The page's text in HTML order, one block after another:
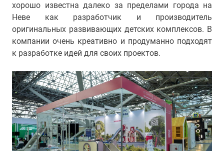
хорошо известна далеко за пределами города на
Неве как разработчик и производитель
оригинальных развивающих детских комплексов. В
компании очень креативно и продуманно подходят
к разработке идей для своих проектов.